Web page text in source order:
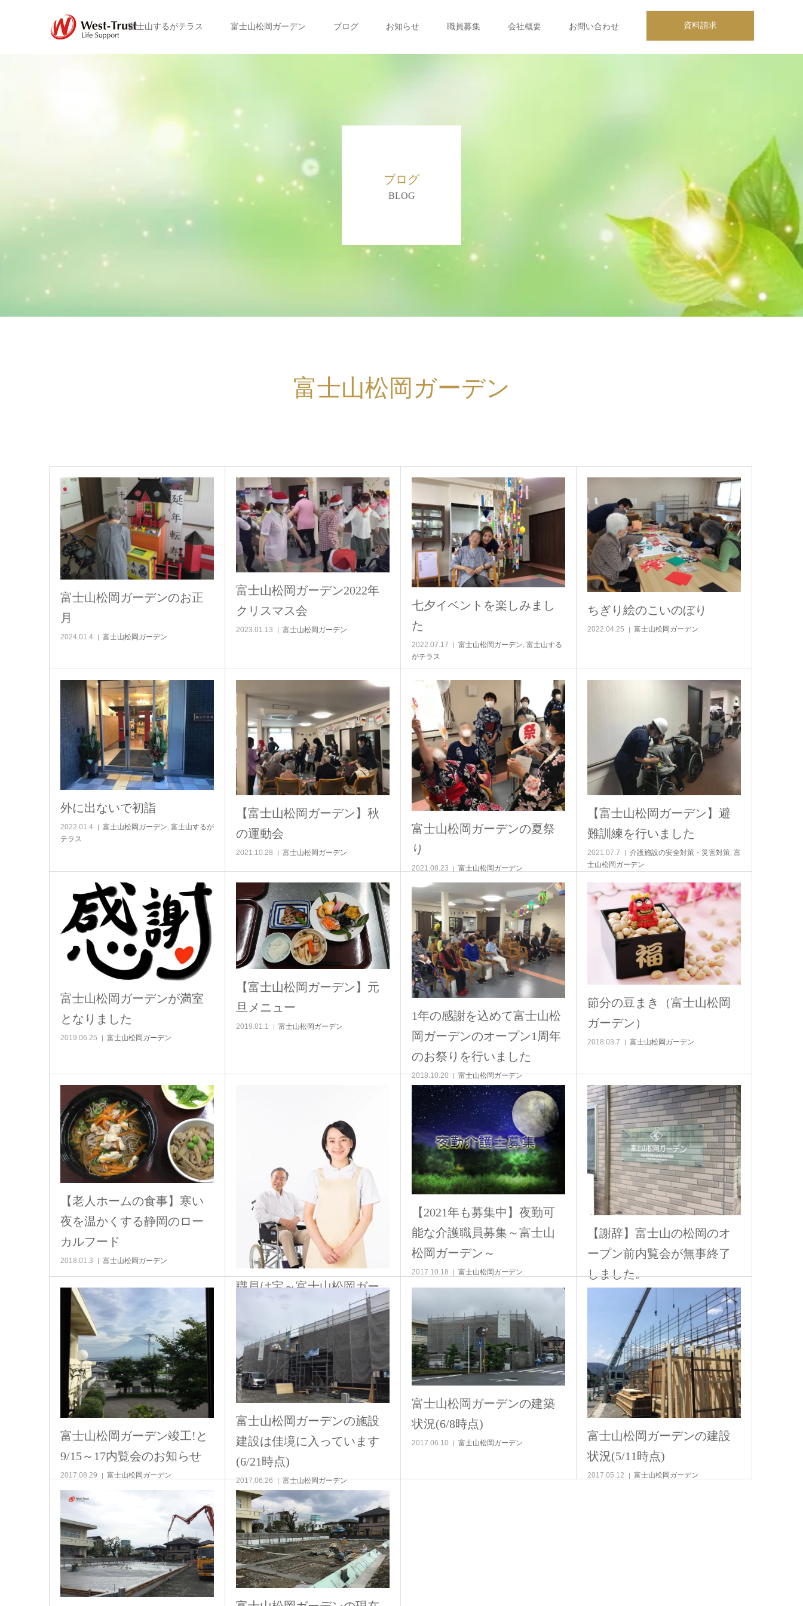
資料請求
富士山するがテラス 富士山松岡ガーデン ブログ お知らせ 職員募集 会社概要 お問い合わせ
ブログ
BLOG
富士山松岡ガーデン
富士山松岡ガーデンのお正
月
2024.01.4 富士山松岡ガーデン
富士山松岡ガーデン2022年
クリスマス会
2023.01.13 富士山松岡ガーデン
七夕イベントを楽しみまし
た
2022.07.17 富士山松岡ガーデン 富士山する
がテラス
ちぎり絵のこいのぼり
2022.04.25 富士山松岡ガーデン
外に出ないで初詣
2022.01.4 富士山松岡ガーデン 富士山するが
テラス
【富士山松岡ガーデン】秋
の運動会
2021.10.28 富士山松岡ガーデン
富士山松岡ガーデンの夏祭
り
2021.08.23 富士山松岡ガーデン
【富士山松岡ガーデン】避
難訓練を行いました
2021.07.7 介護施設の安全対策・災害対策 富
士山松岡ガーデン
富士山松岡ガーデンが満室
となりました
2019.06.25 富士山松岡ガーデン
【富士山松岡ガーデン】元
旦メニュー
2019.01.1 富士山松岡ガーデン
1年の感謝を込めて富士山松
岡ガーデンのオープン1周年
のお祭りを行いました
2018.10.20 富士山松岡ガーデン
節分の豆まき（富士山松岡
ガーデン）
2018.03.7 富士山松岡ガーデン
【老人ホームの食事】寒い
夜を温かくする静岡のロー
カルフード
2018.01.3 富士山松岡ガーデン
職員は宝～富士山松岡ガー
富士山松岡ガーデン
【2021年も募集中】夜勤可
能な介護職員募集～富士山
松岡ガーデン～
2017.10.18 富士山松岡ガーデン
【謝辞】富士山の松岡のオ
ープン前内覧会が無事終了
しました。
富士山松岡ガーデン
富士山松岡ガーデン竣工!と
9/15～17内覧会のお知らせ
2017.08.29 富士山松岡ガーデン
富士山松岡ガーデンの施設
建設は佳境に入っています
(6/21時点)
2017.06.26 富士山松岡ガーデン
富士山松岡ガーデンの建築
状況(6/8時点)
2017.06.10 富士山松岡ガーデン
富士山松岡ガーデンの建設
状況(5/11時点)
2017.05.12 富士山松岡ガーデン